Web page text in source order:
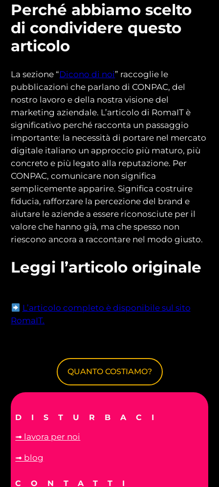
Perché abbiamo scelto
di condividere questo
articolo
La sezione “Dicono di noi” raccoglie le
pubblicazioni che parlano di CONPAC, del
nostro lavoro e della nostra visione del
marketing aziendale. L’articolo di RomaIT è
significativo perché racconta un passaggio
importante: la necessità di portare nel mercato
digitale italiano un approccio più maturo, più
concreto e più legato alla reputazione. Per
CONPAC, comunicare non significa
semplicemente apparire. Significa costruire
fiducia, rafforzare la percezione del brand e
aiutare le aziende a essere riconosciute per il
valore che hanno già, ma che spesso non
riescono ancora a raccontare nel modo giusto.
Leggi l’articolo originale
L’articolo completo è disponibile sul sito
RomaIT.
QUANTO COSTIAMO?
DISTURBACI
➟ lavora per noi
➟ blog
CONTATTI